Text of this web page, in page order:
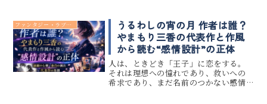
ろしいでしょうか』のPV映像は、最初
から一貫してその瞬間だけを見つ...
ファンタジー・ラブコメ
うるわしの宵の月 作者は誰？
やまもり三香の代表作と作風
から読む“感情設計”の正体
人は、ときどき「王子」に恋をする。
それは理想への憧れであり、救いへの
希求であり、まだ名前のつかない感情